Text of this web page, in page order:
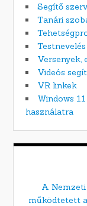
Segítő
Tanári
Testnevelés
Versenyek,
Videós
VR linkek
Windows
használatra
A
működtetett